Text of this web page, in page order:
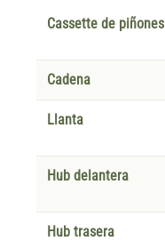
Cassette de piñones
Cadena
Llanta
Hub delantera
Hub trasera